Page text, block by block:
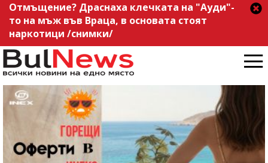
Отмъщение? Драснаха клечката на "Ауди"-
то на мъж във Враца, в основата стоят
наркотици /снимки/